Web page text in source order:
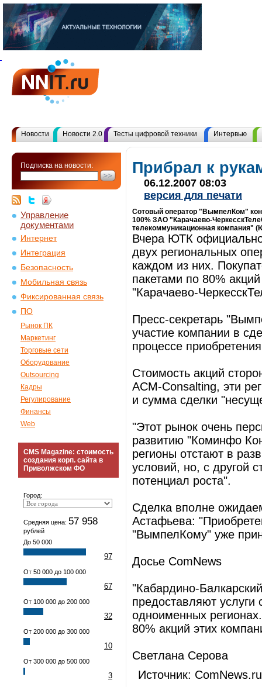
Новости Новости 2.0 Тесты цифровой техники Интервью
Подписка на новости:
Управление
документами
Интернет
Интеграция
Безопасность
Мобильная связь
Фиксированная связь
ПО
Рынок ПК
Маркетинг
Торговые сети
Оборудование
Outsourcing
Кадры
Регулирование
Финансы
Web
CMS Magazine: стоимость
создания корп. сайта в
Приволжском ФО
Город:
Средняя цена: 57 958
рублей
До 50 000
97
От 50 000 до 100 000
67
От 100 000 до 200 000
32
От 200 000 до 300 000
10
От 300 000 до 500 000
3
Прибрал к
06.12.2007 08:03
версия для печати
Сотовый оператор "ВымпелКом"
100% ЗАО "Карачаево-
телекоммуникационная компания"
Вчера ЮТК
двух региональных
каждом из них.
пакетами по 80%
"Карачаево-
Пресс-секретарь
участие компании в
процессе
Стоимость акций
ACM-Consalting, эти
и сумма сделки
"Этот рынок очень
развитию "Коминфо
регионы отстают в
условий, но, с другой
потенциал роста".
Сделка вполне
Астафьева:
"ВымпелКому" уже
Досье ComNews
"Кабардино-
предоставляют услуги
одноименных
80% акций этих
Светлана Серова
Источник: